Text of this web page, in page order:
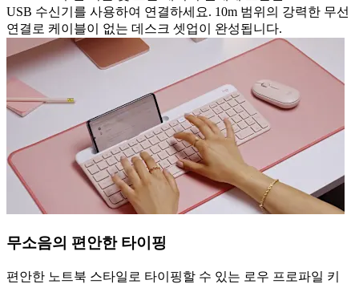
USB 수신기를 사용하여 연결하세요. 10m 범위의 강력한 무선
연결로 케이블이 없는 데스크 셋업이 완성됩니다.
무소음의 편안한 타이핑
편안한 노트북 스타일로 타이핑할 수 있는 로우 프로파일 키